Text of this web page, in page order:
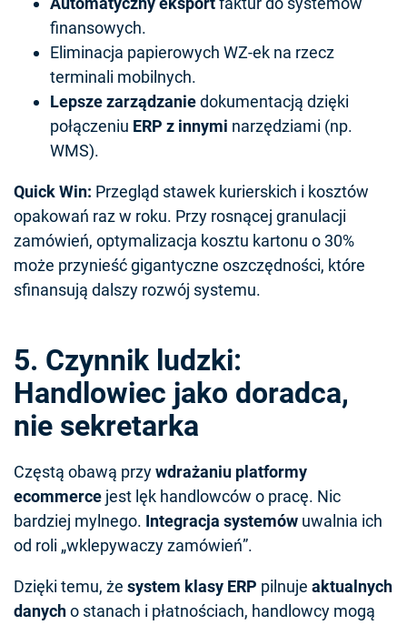
finansowych.
Eliminacja papierowych WZ-ek na rzecz
terminali mobilnych.
Lepsze zarządzaniedokumentacją dzięki
połączeniu ERP z innymi narzędziami (np.
WMS).
Quick Win: Przegląd stawek kurierskich i kosztów
opakowań raz w roku. Przy rosnącej granulacji
zamówień, optymalizacja kosztu kartonu o 30%
może przynieść gigantyczne oszczędności, które
sfinansują dalszy rozwój systemu.
5. Czynnik ludzki:
Handlowiec jako doradca,
nie sekretarka
Częstą obawą przywdrażaniu platformy
ecommerce jest lęk handlowców o pracę. Nic
bardziej mylnego. Integracja systemów uwalnia ich
od roli „wklepywaczy zamówień”.
Dzięki temu, że system klasy ERP pilnuje aktualnych
danycho stanach i płatnościach, handlowcy mogą